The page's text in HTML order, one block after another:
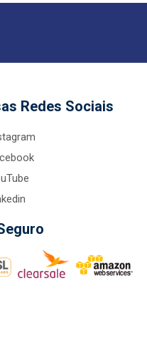
Redes Sociais